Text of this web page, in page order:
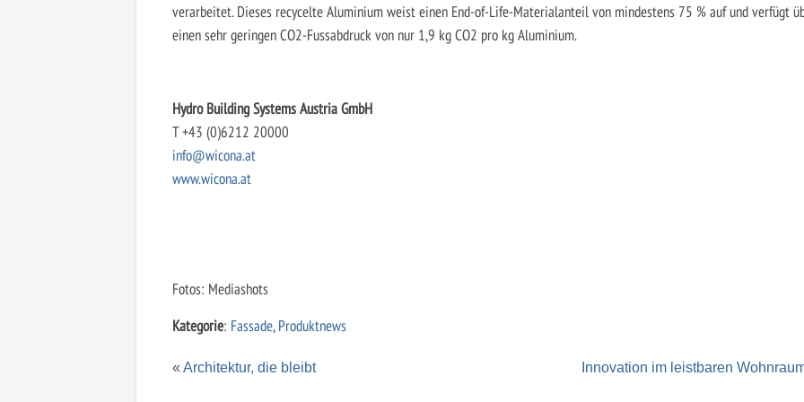
verarbeitet. Dieses recycelte Aluminium weist einen End-of-Life-Materialanteil von mindestens 75 % auf und verfügt
einen sehr geringen CO2-Fussabdruck von nur 1,9 kg CO2 pro kg Aluminium.
Hydro Building Systems Austria GmbH
T +43 (0)6212 20000
info@wicona.at
www.wicona.at
Fotos: Mediashots
Kategorie: Fassade,Produktnews
« Architektur, die bleibt Innovation im leistbaren